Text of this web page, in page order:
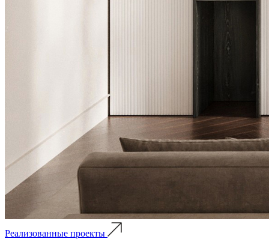
Реализованные проекты